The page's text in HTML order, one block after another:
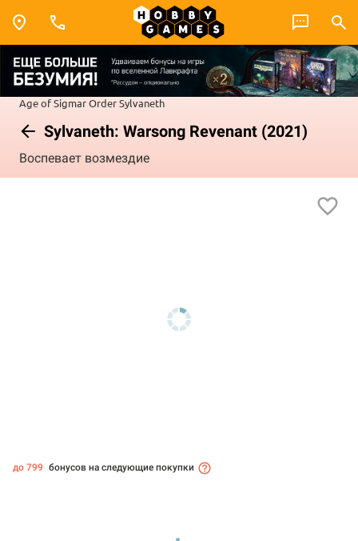
Age of SigmarOrderSylvaneth
Sylvaneth: Warsong Revenant (2021)
Воспевает возмездие
до 799 бонусов на следующие покупки